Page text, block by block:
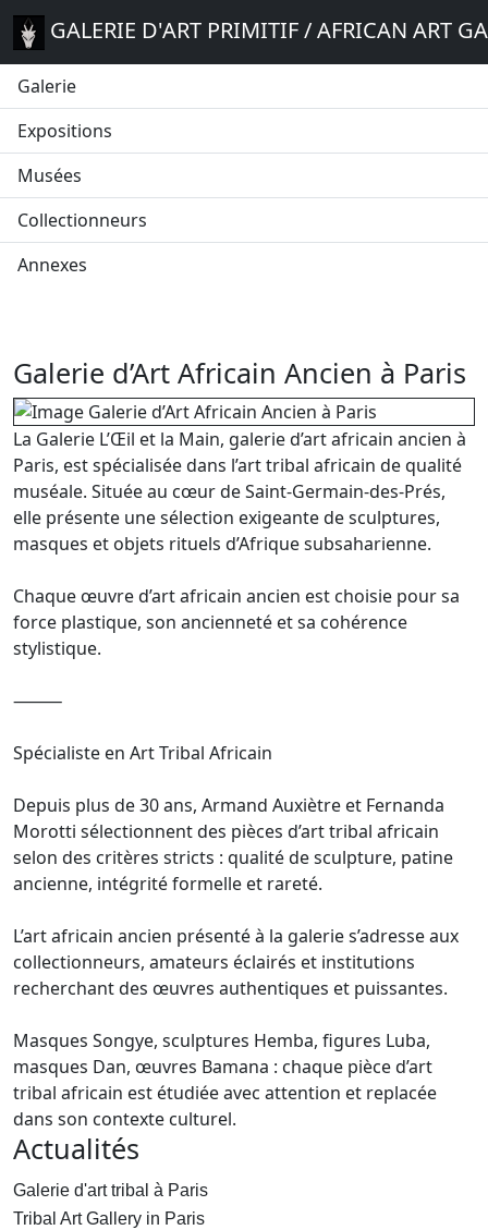
GALERIE D'ART PRIMITIF / AFRICAN ART
Galerie
Expositions
Musées
Collectionneurs
Annexes
Galerie d’Art Africain Ancien à Paris
La Galerie L’Œil et la Main, galerie d’art africain ancien à
Paris, est spécialisée dans l’art tribal africain de qualité
muséale. Située au cœur de Saint-Germain-des-Prés,
elle présente une sélection exigeante de sculptures,
masques et objets rituels d’Afrique subsaharienne.
Chaque œuvre d’art africain ancien est choisie pour sa
force plastique, son ancienneté et sa cohérence
stylistique.
⸻
Spécialiste en Art Tribal Africain
Depuis plus de 30 ans, Armand Auxiètre et Fernanda
Morotti sélectionnent des pièces d’art tribal africain
selon des critères stricts : qualité de sculpture, patine
ancienne, intégrité formelle et rareté.
L’art africain ancien présenté à la galerie s’adresse aux
collectionneurs, amateurs éclairés et institutions
recherchant des œuvres authentiques et puissantes.
Masques Songye, sculptures Hemba, figures Luba,
masques Dan, œuvres Bamana : chaque pièce d’art
tribal africain est étudiée avec attention et replacée
dans son contexte culturel.
Actualités
Galerie d'art tribal à Paris
Tribal Art Gallery in Paris